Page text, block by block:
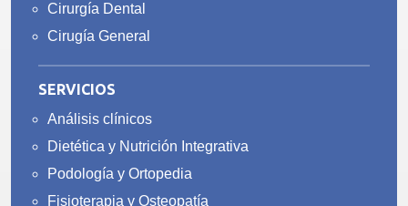
Cirurgía Dental
Cirugía General
SERVICIOS
Análisis clínicos
Dietética y Nutrición Integrativa
Podología y Ortopedia
Fisioterapia y Osteopatía